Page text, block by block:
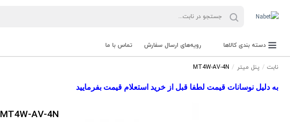
دسته بندی کالاها رویه‌های ارسال سفارش تماس با ما
نابت پنل میتر MT4W-AV-4N
به دلیل نوسانات قیمت لطفا قبل از خرید استعلام قیمت بفرمایید
MT4W-AV-4N